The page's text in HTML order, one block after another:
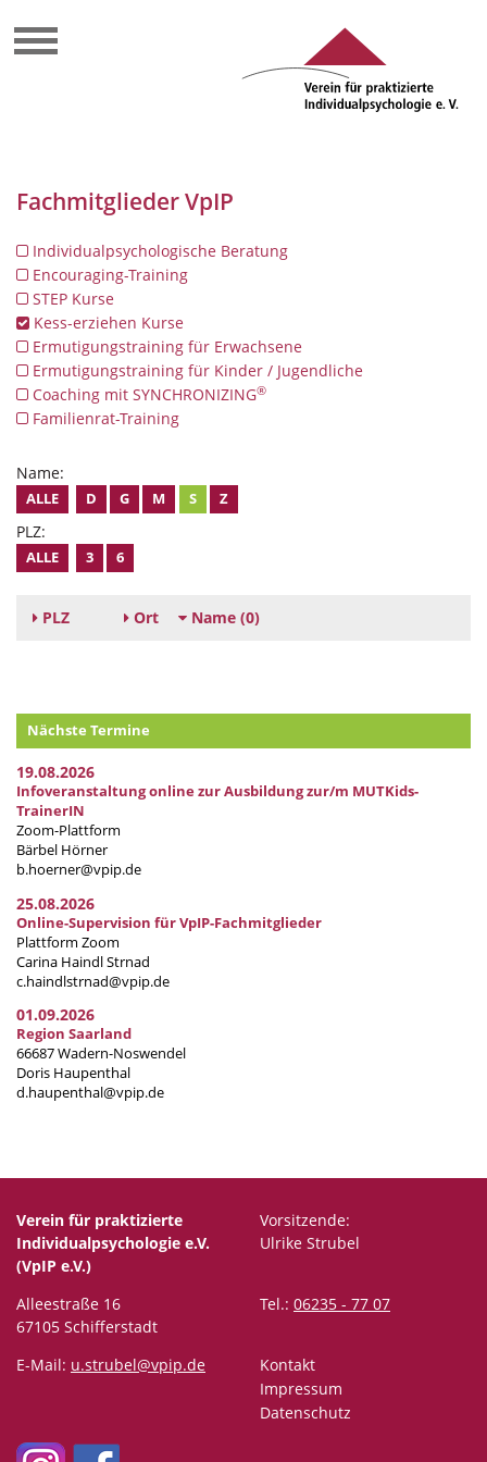
Fachmitglieder VpIP
Individualpsychologische Beratung
Encouraging-Training
STEP Kurse
Kess-erziehen Kurse
Ermutigungstraining für Erwachsene
Ermutigungstraining für Kinder / Jugendliche
Coaching mit SYNCHRONIZING®
Familienrat-Training
Name:
ALLE D G M S Z
PLZ:
ALLE 3 6
PLZ Ort Name (0)
Nächste Termine
19.08.2026
Infoveranstaltung online zur Ausbildung zur/m MUTKids-
TrainerIN
Zoom-Plattform
Bärbel Hörner
b.hoerner@vpip.de
25.08.2026
Online-Supervision für VpIP-Fachmitglieder
Plattform Zoom
Carina Haindl Strnad
c.haindlstrnad@vpip.de
01.09.2026
Region Saarland
66687 Wadern-Noswendel
Doris Haupenthal
d.haupenthal@vpip.de
Verein für praktizierte
Individualpsychologie e.V.
(VpIP e.V.)
Vorsitzende:
Ulrike Strubel
Alleestraße 16
67105 Schifferstadt
Tel.: 06235 - 77 07
E-Mail: u.strubel@vpip.de
Kontakt
Impressum
Datenschutz